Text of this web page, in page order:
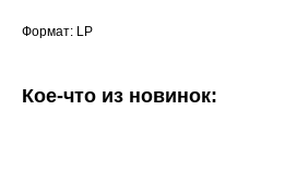
Формат: LP
Кое-что из новинок: